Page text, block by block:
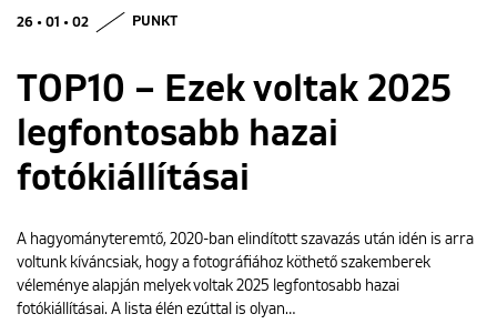
26 • 01 • 02 PUNKT
TOP10 – Ezek voltak 2025
legfontosabb hazai
fotókiállításai
A hagyományteremtő, 2020-ban elindított szavazás után idén is arra
voltunk kíváncsiak, hogy a fotográfiához köthető szakemberek
véleménye alapján melyek voltak 2025 legfontosabb hazai
fotókiállításai. A lista élén ezúttal is olyan…